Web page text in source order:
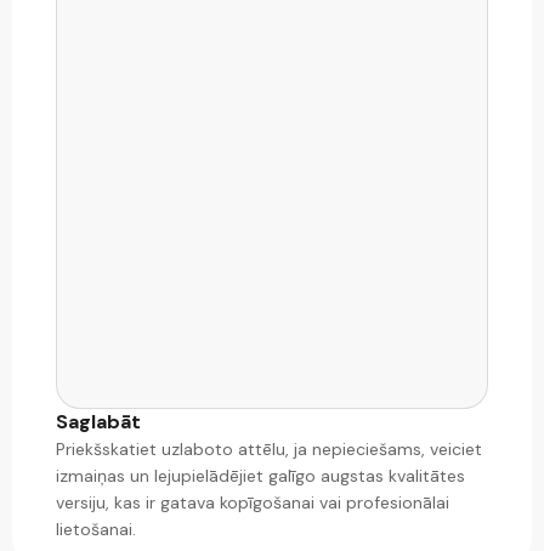
Saglabāt
Priekšskatiet uzlaboto attēlu, ja nepieciešams, veiciet
izmaiņas un lejupielādējiet galīgo augstas kvalitātes
versiju, kas ir gatava kopīgošanai vai profesionālai
lietošanai.